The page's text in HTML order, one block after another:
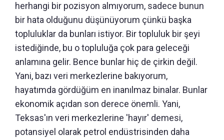
herhangi bir pozisyon almıyorum, sadece bunun
bir hata olduğunu düşünüyorum çünkü başka
topluluklar da bunları istiyor. Bir topluluk bir şeyi
istediğinde, bu o topluluğa çok para geleceği
anlamına gelir. Bence bunlar hiç de çirkin değil.
Yani, bazı veri merkezlerine bakıyorum,
hayatımda gördüğüm en inanılmaz binalar. Bunlar
ekonomik açıdan son derece önemli. Yani,
Teksas'ın veri merkezlerine 'hayır' demesi,
potansiyel olarak petrol endüstrisinden daha